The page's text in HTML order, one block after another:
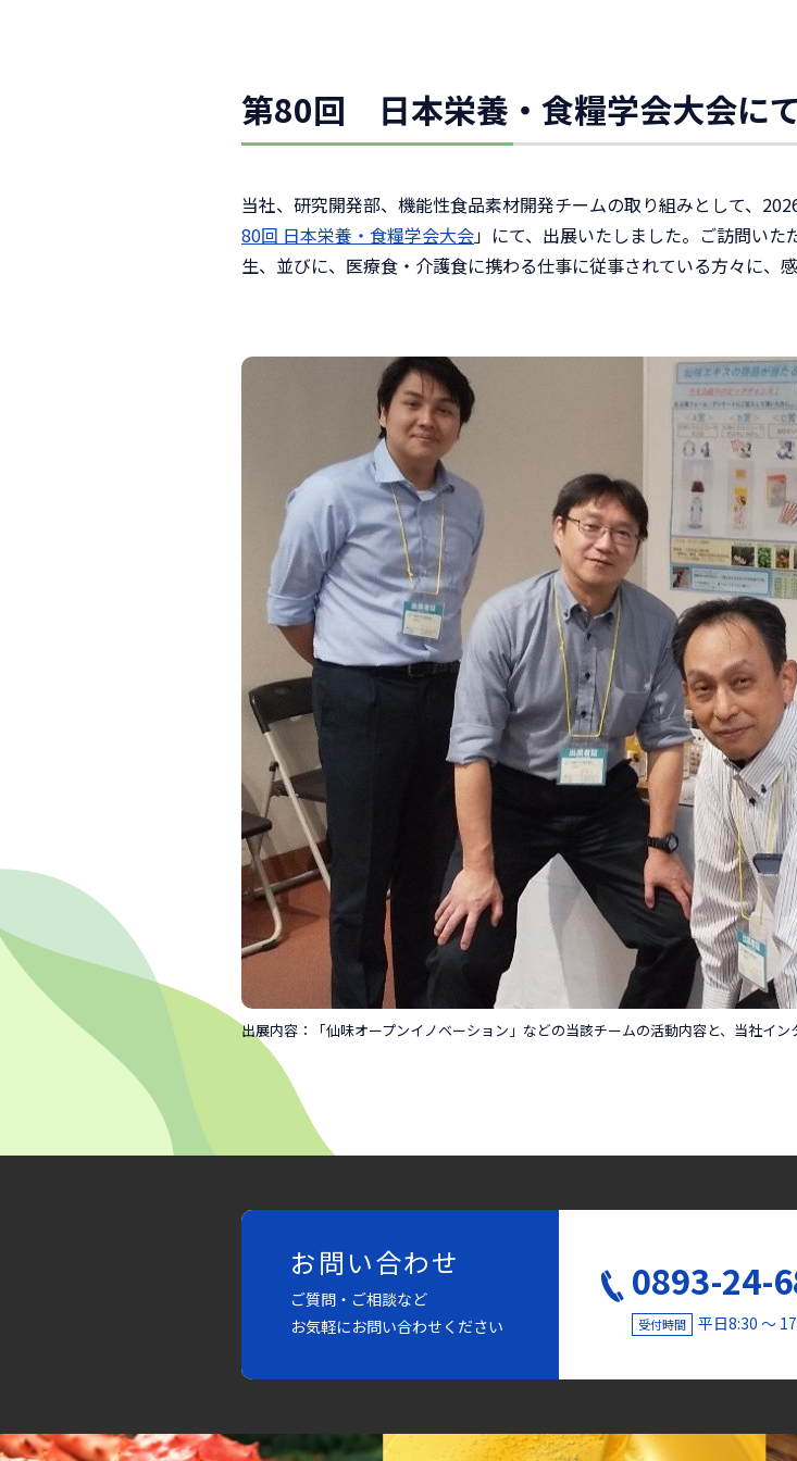
第80回 日本栄養・食糧学会大会に
当社、研究開発部、機能性食品素材開発チームの取り組みとして、
80回 日本栄養・食糧学会大会」にて、出展いたしました。ご訪問い
生、並びに、医療食・介護食に携わる仕事に従事されている方々に、感
出展内容：「仙味オープンイノベーション」などの当該チームの活動内容と、当社イン
お問い合わせ
ご質問・ご相談など
お気軽にお問い合わせください
0893-24-
受付時間 平日8:30 〜